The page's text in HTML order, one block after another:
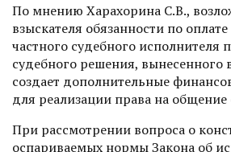
По мнению Харахорина С.В.,
взыскателя обязанности по
частного судебного исполнителя
судебного решения, вынесенного
создает дополнительные
для реализации права на общение
При рассмотрении вопроса о
оспариваемых нормы Закона об